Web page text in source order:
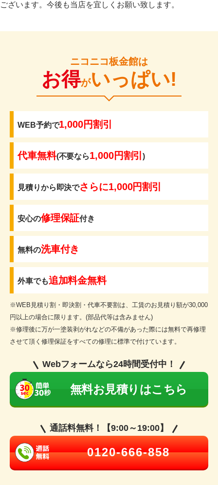
ございます。今後も当店を宜しくお願い致します。
ニコニコ板金館は
お得がいっぱい!
WEB予約で1,000円割引
代車無料(不要なら1,000円割引)
見積りから即決でさらに1,000円割引
安心の修理保証付き
無料の洗車付き
外車でも追加料金無料
※WEB見積り割・即決割・代車不要割は、工賃のお見積り額が30,000
円以上の場合に限ります。(部品代等は含みません)
※修理後に万が一塗装剥がれなどの不備があった際には無料で再修理
させて頂く修理保証をすべての修理に標準で付けています。
Webフォームなら24時間受付中！
無料お見積りはこちら
通話料無料！【9:00～19:00】
0120-666-858